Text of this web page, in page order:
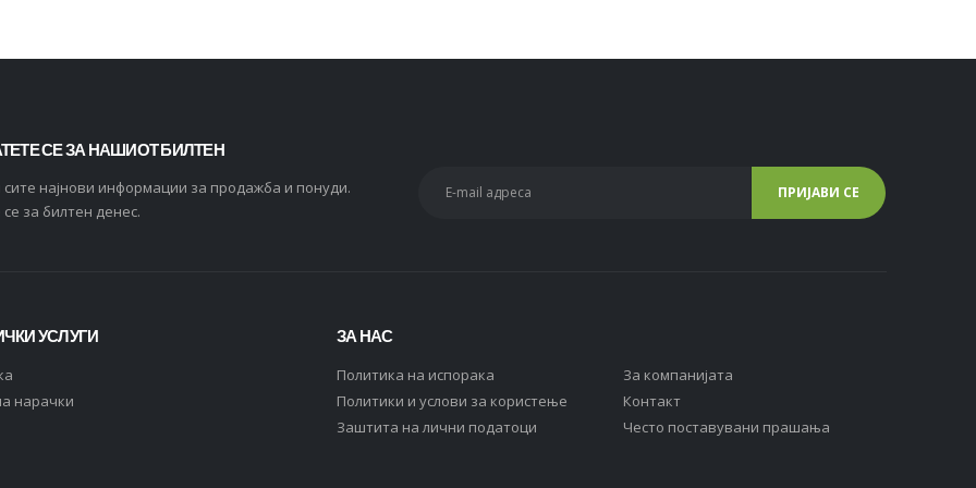
СЕ ЗА НАШИОТ БИЛТЕН
сите најнови информации за продажба и понуди.
за билтен денес.
УСЛУГИ
нарачки
ЗА НАС
Политика на испорака
Политики и услови за користење
Заштита на лични податоци
За компанијата
Контакт
Често поставувани прашања